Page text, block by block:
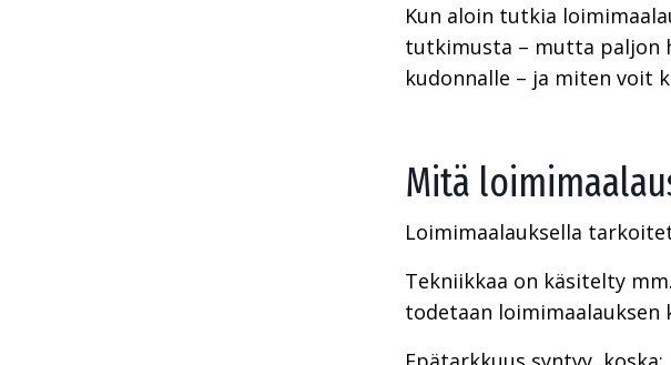
Kun aloin tutkia
tutkimusta – mutta paljon
kudonnalle – ja miten voit
Mitä
Loimimaalauksella
Tekniikkaa on käsitelty
todetaan loimimaalauksen